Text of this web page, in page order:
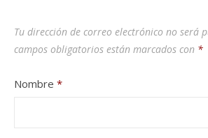
Tu dirección de correo electrónico no será
campos obligatorios están marcados con *
Nombre *